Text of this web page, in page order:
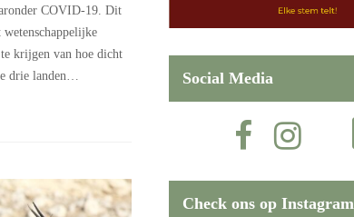
COVID-19. Dit
krijgen van hoe dicht
drie landen…
Social Media
Check ons op Instagram